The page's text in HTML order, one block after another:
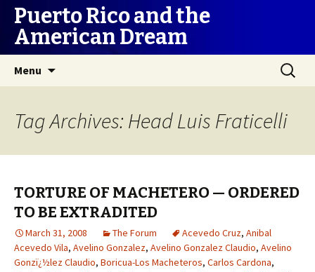
Puerto Rico and the
American Dream
Menu
Search
for:
Tag Archives: Head Luis Fraticelli
TORTURE OF MACHETERO — ORDERED
TO BE EXTRADITED
March 31, 2008 The Forum Acevedo Cruz, Anibal
Acevedo Vila, Avelino Gonzalez, Avelino Gonzalez Claudio, Avelino
Gonzï¿½lez Claudio, Boricua-Los Macheteros, Carlos Cardona,